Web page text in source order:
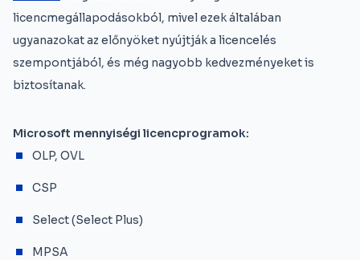
licencmegállapodásokból, mivel ezek általában
ugyanazokat az előnyöket nyújtják a licencelés
szempontjából, és még nagyobb kedvezményeket is
biztosítanak.
Microsoft mennyiségi licencprogramok:
OLP, OVL
CSP
Select (Select Plus)
MPSA